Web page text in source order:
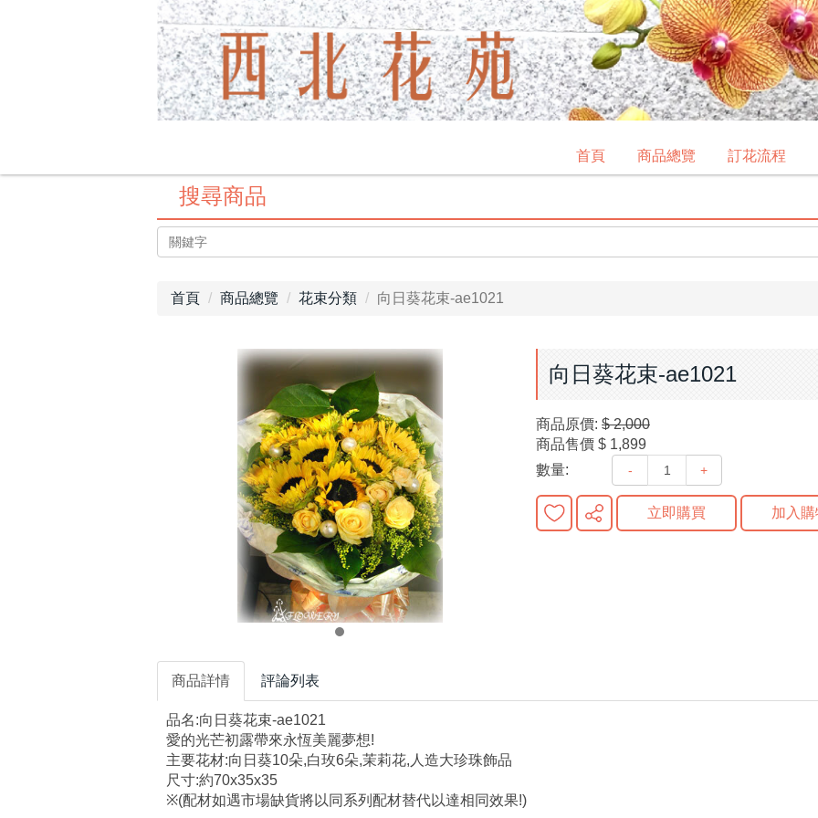
首頁 商品總覽 訂花流程
搜尋商品
首頁 商品總覽 花束分類 向日葵花束-ae1021
向日葵花束-ae1021
商品原價: $ 2,000
商品售價 $ 1,899
數量:
- +
立即購買 加入
商品詳情 評論列表
品名:向日葵花束-ae1021
愛的光芒初露帶來永恆美麗夢想!
主要花材:向日葵10朵,白玫6朵,茉莉花,人造大珍珠飾品
尺寸:約70x35x35
※(配材如遇市場缺貨將以同系列配材替代以達相同效果!)